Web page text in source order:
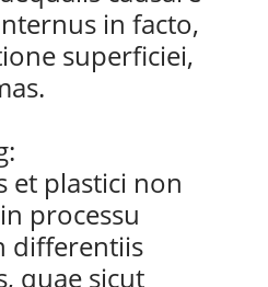
in facto,
superficiei,
et plastici non
processu
differentiis
quae sicut